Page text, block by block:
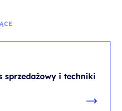
sprzedażowy i techniki